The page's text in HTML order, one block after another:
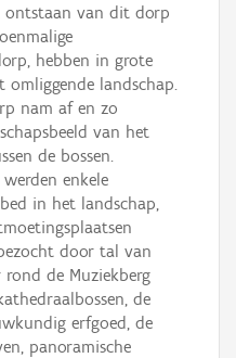
ontstaan van dit dorp
hebben in grote
landschap.
nam af en zo
van het
de bossen.
enkele
in het landschap,
door tal van
de Muziekberg
de
erfgoed, de
panoramische